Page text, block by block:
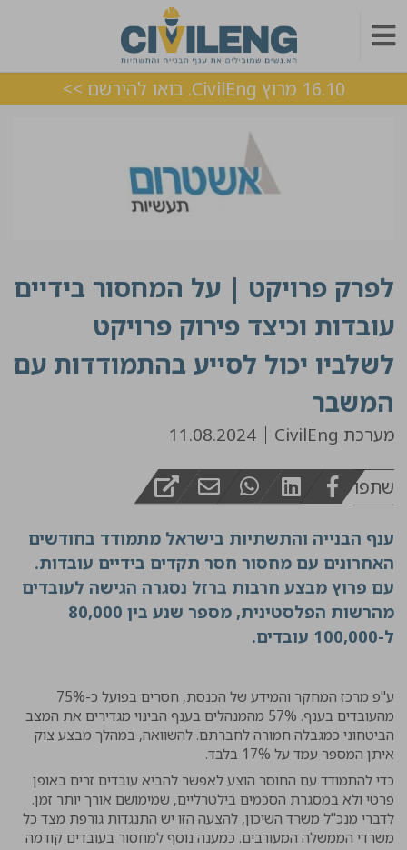
16.10 מרוץ CivilEng. בואו להירשם >>
לפרק פרויקט | על המחסור בידיים
עובדות וכיצד פירוק פרויקט
לשלביו יכול לסייע בהתמודדות עם
המשבר
מערכת CivilEng 11.08.2024
שתפו
ענף הבנייה והתשתיות בישראל מתמודד בחודשים
האחרונים עם מחסור חסר תקדים בידיים עובדות.
עם פרוץ מבצע חרבות ברזל נסגרה הגישה לעובדים
מהרשות הפלסטינית, מספר שנע בין 80,000
ל-100,000 עובדים.
ע"פ מרכז המחקר והמידע של הכנסת, חסרים בפועל כ-75%
מהעובדים בענף. 57% מהמנהלים בענף הבינוי מגדירים את המצב
הביטחוני כמגבלה חמורה לחברתם. להשוואה, במהלך מבצע צוק
איתן המספר עמד על 17% בלבד.
כדי להתמודד עם החוסר הוצע לאפשר להביא עובדים זרים באופן
פרטי ולא במסגרת הסכמים בילטרליים, שמימושם אורך יותר זמן.
לדברי מנכ"ל משרד השיכון, להצעה הזו יש התנגדות גורפת מצד כל
משרדי הממשלה המעורבים. כמענה נוסף למחסור בעובדים קודמה